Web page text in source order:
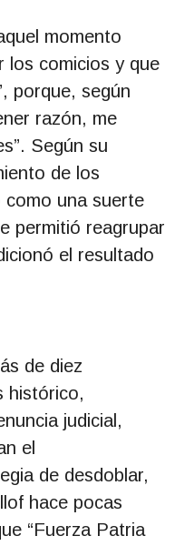
momento
los comicios y que
porque, según
razón, me
Según su
de los
como una suerte
permitió reagrupar
el resultado
de diez
histórico,
judicial,
el
de desdoblar,
hace pocas
“Fuerza Patria